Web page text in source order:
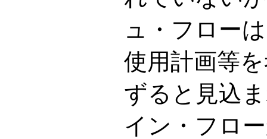
ュ・フロー
使用計画等
ずると見込
イン・フロ